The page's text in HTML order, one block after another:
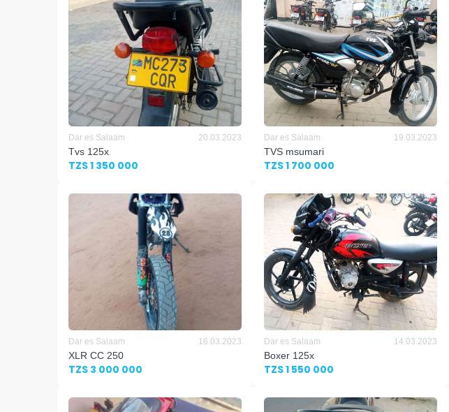
Dar es Salaam 20.03.2023
Tvs 125x
TZS 1 350 000
Dar es Salaam 19.03.2023
TVS msumari
TZS 1 700 000
Dar es Salaam 16.03.2023
XLR CC 250
TZS 3 000 000
Dar es Salaam 14.03.2023
Boxer 125x
TZS 1 550 000